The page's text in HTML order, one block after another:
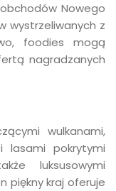
Nowego
wystrzeliwanych z
foodies mogą
nagradzanych
wulkanami,
lasami pokrytymi
luksusowymi
piękny kraj oferuje